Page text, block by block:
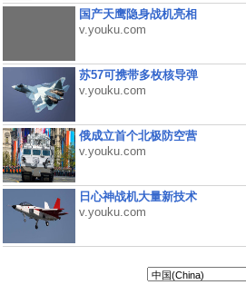
国产天鹰隐身战机亮相
v.youku.com
苏57可携带多枚核导弹
v.youku.com
俄成立首个北极防空营
v.youku.com
日心神战机大量新技术
v.youku.com